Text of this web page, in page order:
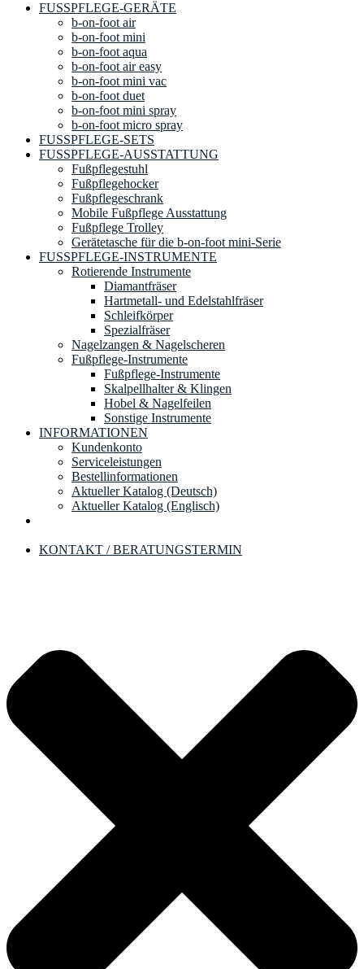
FUSSPFLEGE-GERÄTE
b-on-foot air
b-on-foot mini
b-on-foot aqua
b-on-foot air easy
b-on-foot mini vac
b-on-foot duet
b-on-foot mini spray
b-on-foot micro spray
FUSSPFLEGE-SETS
FUSSPFLEGE-AUSSTATTUNG
Fußpflegestuhl
Fußpflegehocker
Fußpflegeschrank
Mobile Fußpflege Ausstattung
Fußpflege Trolley
Gerätetasche für die b-on-foot mini-Serie
FUSSPFLEGE-INSTRUMENTE
Rotierende Instrumente
Diamantfräser
Hartmetall- und Edelstahlfräser
Schleifkörper
Spezialfräser
Nagelzangen & Nagelscheren
Fußpflege-Instrumente
Fußpflege-Instrumente
Skalpellhalter & Klingen
Hobel & Nagelfeilen
Sonstige Instrumente
INFORMATIONEN
Kundenkonto
Serviceleistungen
Bestellinformationen
Aktueller Katalog (Deutsch)
Aktueller Katalog (Englisch)
KONTAKT / BERATUNGSTERMIN